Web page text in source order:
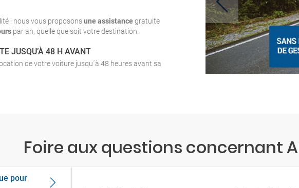
: nous vous proposonsune assistancegratuite
par an, quelle que soit votre destination.
JUSQU’À 48 H AVANT
de votre voiture jusqu´à 48 heures avant sa
Foire aux questions concernant
pour